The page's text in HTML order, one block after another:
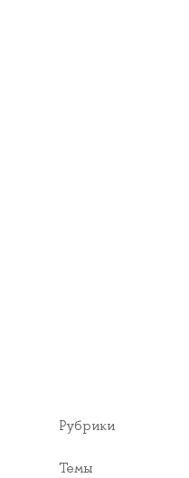
Рубрики
Темы